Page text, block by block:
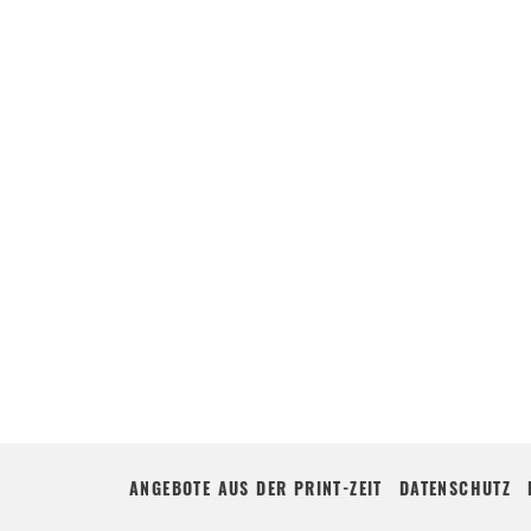
ANGEBOTE AUS DER PRINT-ZEIT DATENSCHUTZ